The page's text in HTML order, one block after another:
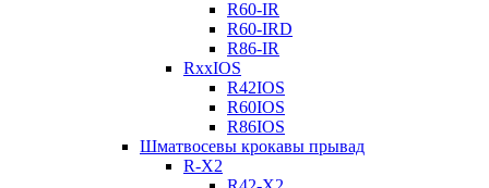
R60-IR
R60-IRD
R86-IR
RxxIOS
R42IOS
R60IOS
R86IOS
Шматвосевы крокавы прывад
R-X2